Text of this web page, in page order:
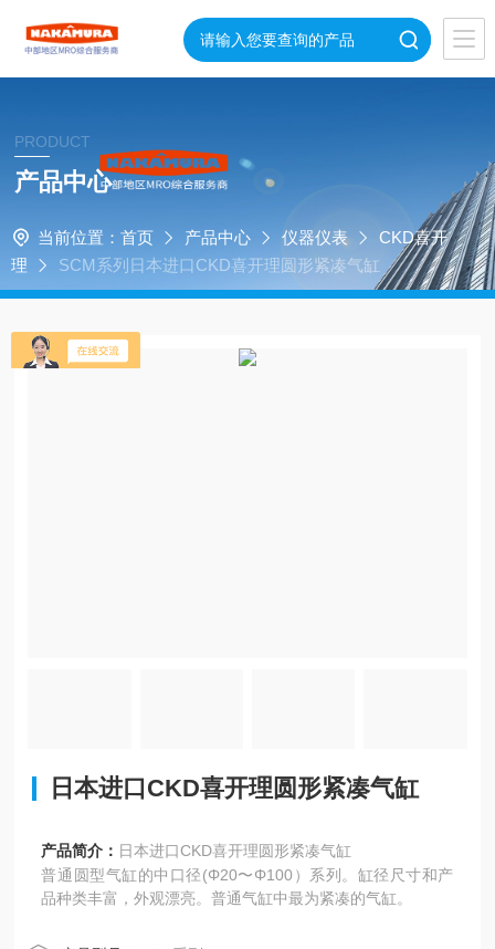
PRODUCT
产品中心
当前位置： 首页 产品中心 仪器仪表
CKD喜开
理
SCM系列日本进口CKD喜开理圆形紧凑气缸
日本进口CKD喜开理圆形紧凑气缸
产品简介： 日本进口CKD喜开理圆形紧凑气缸
普通圆型气缸的中口径(Φ20〜Φ100）系列。缸径尺寸和产
品种类丰富，外观漂亮。普通气缸中最为紧凑的气缸。